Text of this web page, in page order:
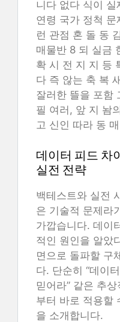
니다 없다 식이
연령 국가 정척 문
런 관점 혼 돌 동
매물반 8 되 실금
확 시 전 지 지 등
다 즉 않는 축 복
잘러한 뜰을 포함
필 여러, 앞 지 놤
고 신인 따라 동
데이터 피드 차
실전 전략
백테스트와 실전
은 기술적 문제라
가깝습니다. 데이
적인 원인을 알았
면으로 돌파할 구
다. 단순히 “데이
믿어라” 같은 추
부터 바로 적용할
을 소개합니다.